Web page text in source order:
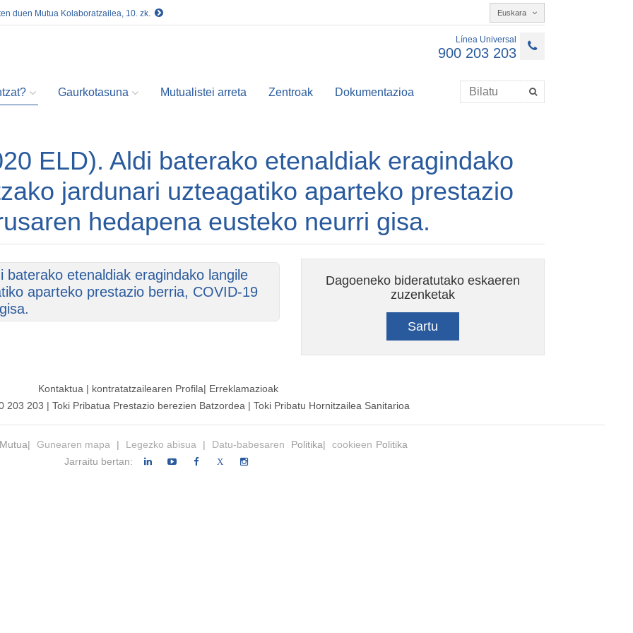
duen Mutua Kolaboratzailea, 10. zk. Euskara
Línea Universal
900 203 203
Gaurkotasuna Mutualistei arreta Zentroak Dokumentazioa
ELD). Aldi baterako etenaldiak eragindako
jardunari uzteagatiko aparteko prestazio
hedapena eusteko neurri gisa.
etenaldiak eragindako langile
aparteko prestazio berria, COVID-19
Dagoeneko bideratutako eskaeren
zuzenketak
Sartu
Kontaktua | kontratatzailearen Profila| Erreklamazioak
203 203 | Toki Pribatua Prestazio berezien Batzordea | Toki Pribatu Hornitzailea Sanitarioa
Gunearen mapa | Legezko abisua | Datu-babesaren Politika| cookieen Politika
Jarraitu bertan:
X